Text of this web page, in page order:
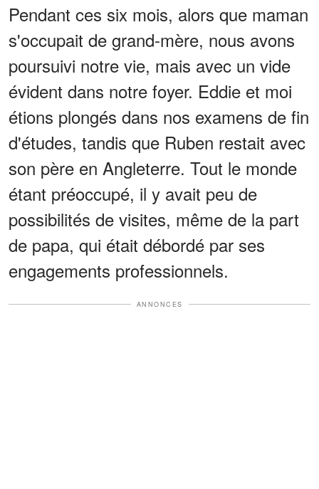
Pendant ces six mois, alors que maman
s'occupait de grand-mère, nous avons
poursuivi notre vie, mais avec un vide
évident dans notre foyer. Eddie et moi
étions plongés dans nos examens de fin
d'études, tandis que Ruben restait avec
son père en Angleterre. Tout le monde
étant préoccupé, il y avait peu de
possibilités de visites, même de la part
de papa, qui était débordé par ses
engagements professionnels.
ANNONCES